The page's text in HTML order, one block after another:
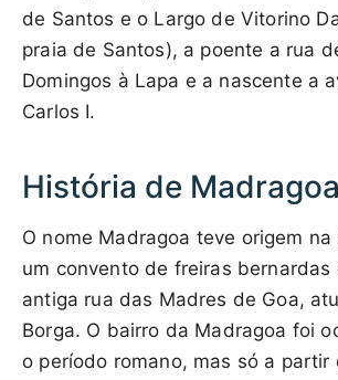
de Santos e o Largo de Vitorino
praia de Santos), a poente a rua
Domingos à Lapa e a nascente a
Carlos I.
História de Madragoa
O nome Madragoa teve origem na
um convento de freiras bernardas
antiga rua das Madres de Goa,
Borga. O bairro da Madragoa foi
o período romano, mas só a partir